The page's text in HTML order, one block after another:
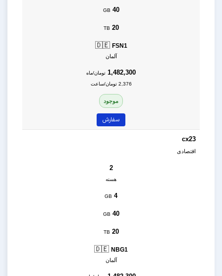
40
GB
20
TB
🇩🇪 FSN1
آلمان
1,482,300 تومان/ماه
2,376 تومان/ساعت
موجود
سفارش
cx23
اقتصادی
2
هسته
4
GB
40
GB
20
TB
🇩🇪 NBG1
آلمان